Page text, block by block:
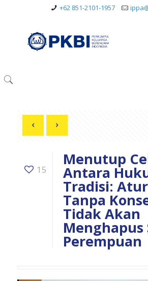
+62 851-2101-1957
15
Menutup
Antara
Tradisi:
Tanpa
Tidak Akan
Menghapus
Perempuan